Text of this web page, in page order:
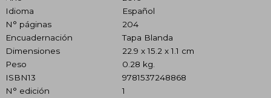
Idioma
Español
N° páginas
204
Encuadernación
Tapa Blanda
Dimensiones
22.9 x 15.2 x 1.1 cm
Peso
0.28 kg.
ISBN13
9781537248868
N° edición
1